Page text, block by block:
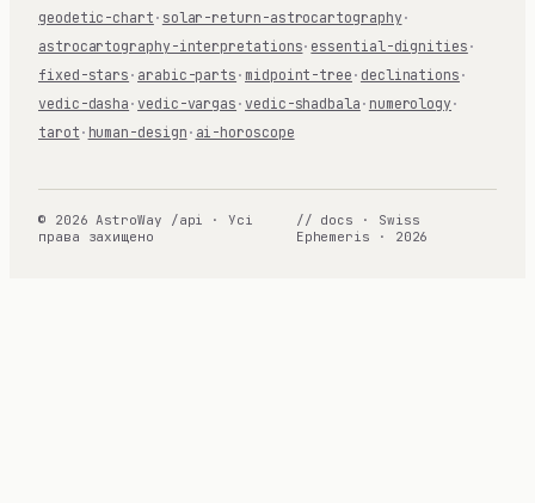
geodetic-chart · solar-return-astrocartography ·
astrocartography-interpretations· essential-dignities ·
fixed-stars · arabic-parts · midpoint-tree · declinations ·
vedic-dasha ·vedic-vargas ·vedic-shadbala · numerology ·
tarot · human-design · ai-horoscope
© 2026 AstroWay /api · Усі
права захищено
// docs · Swiss
Ephemeris · 2026